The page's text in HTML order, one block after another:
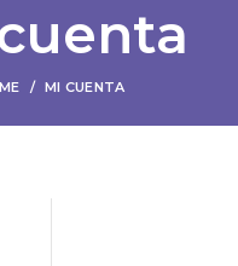
MI CUENTA